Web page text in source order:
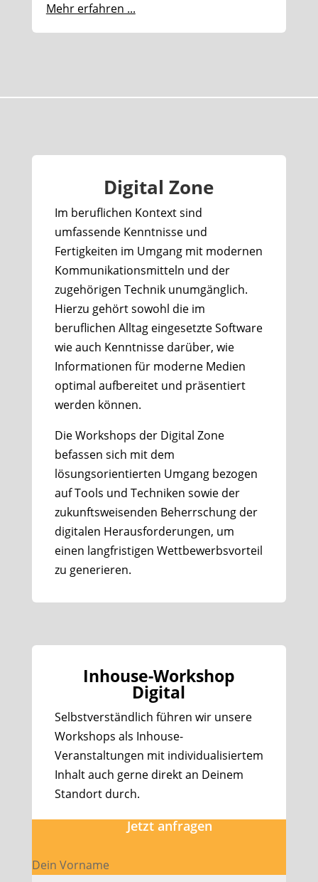
Mehr erfahren ...
Digital Zone
Im beruflichen Kontext sind
umfassende Kenntnisse und
Fertigkeiten im Umgang mit modernen
Kommunikationsmitteln und der
zugehörigen Technik unumgänglich.
Hierzu gehört sowohl die im
beruflichen Alltag eingesetzte Software
wie auch Kenntnisse darüber, wie
Informationen für moderne Medien
optimal aufbereitet und präsentiert
werden können.
Die Workshops der Digital Zone
befassen sich mit dem
lösungsorientierten Umgang bezogen
auf Tools und Techniken sowie der
zukunftsweisenden Beherrschung der
digitalen Herausforderungen, um
einen langfristigen Wettbewerbsvorteil
zu generieren.
Inhouse-Workshop
Digital
Selbstverständlich führen wir unsere
Workshops als Inhouse-
Veranstaltungen mit individualisiertem
Inhalt auch gerne direkt an Deinem
Standort durch.
Jetzt anfragen
Dein Vorname